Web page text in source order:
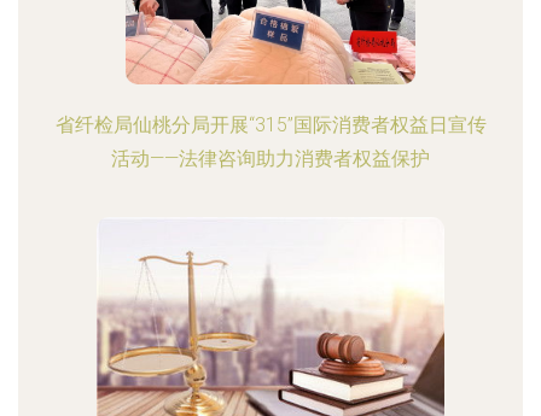
省纤检局仙桃分局开展“315”国际消费者权益日宣传
活动——法律咨询助力消费者权益保护